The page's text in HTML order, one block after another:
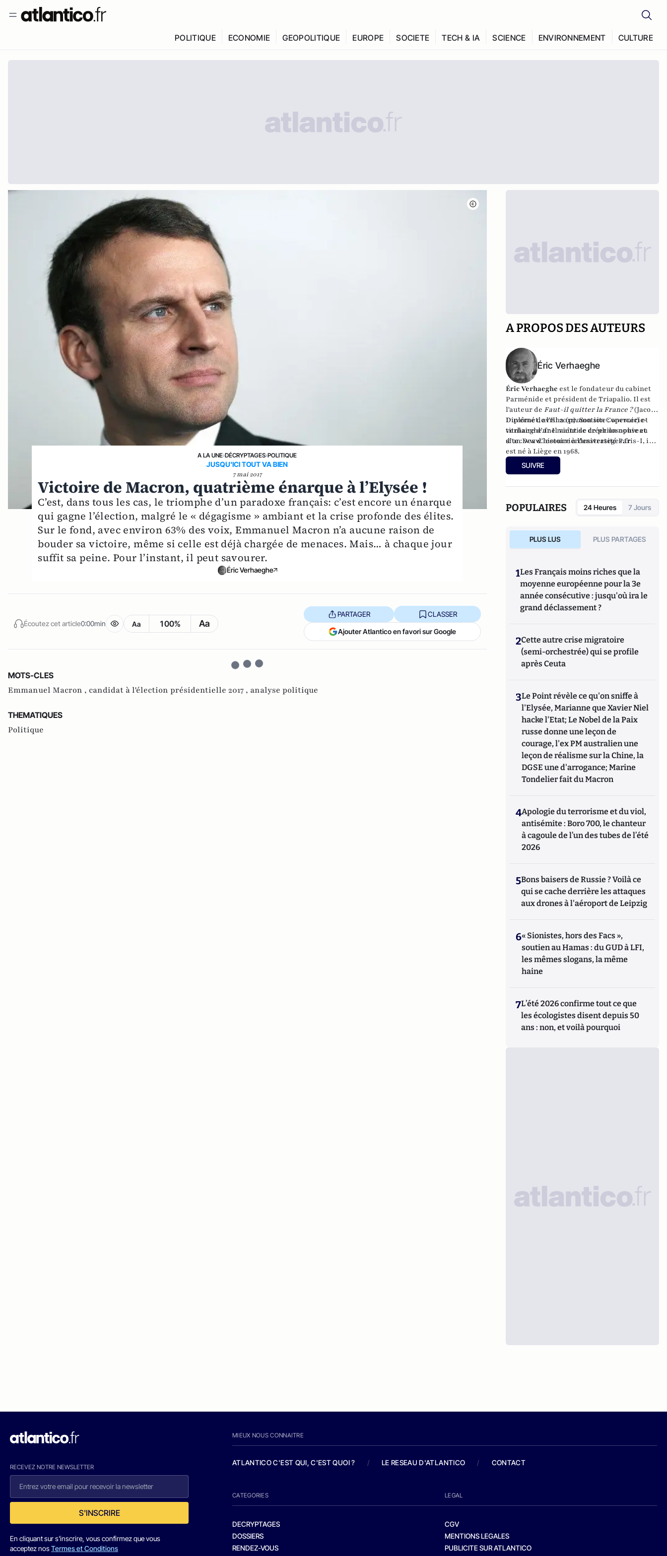
POLITIQUE ECONOMIE GEOPOLITIQUE EUROPE SOCIETE TECH & IA SCIENCE ENVIRONNEMENT CULTURE
A LA UNE›DÉCRYPTAGES›POLITIQUE
JUSQU'ICI TOUT VA BIEN
7 mai 2017
Victoire de Macron, quatrième énarque à l’Elysée !
C’est, dans tous les cas, le triomphe d’un paradoxe français: c’est encore un énarque
qui gagne l’élection, malgré le « dégagisme » ambiant et la crise profonde des élites.
Sur le fond, avec environ 63% des voix, Emmanuel Macron n’a aucune raison de
bouder sa victoire, même si celle est déjà chargée de menaces. Mais… à chaque jour
suffit sa peine. Pour l’instant, il peut savourer.
Éric Verhaeghe
Écoutez cet article0:00min Aa 100% Aa
PARTAGER CLASSER
Ajouter Atlantico en favori sur Google
MOTS-CLES
Emmanuel Macron , candidat à l'élection présidentielle 2017 , analyse politique
THEMATIQUES
Politique
A PROPOS DES AUTEURS
Éric Verhaeghe
Éric Verhaeghe est le fondateur du cabinet
Parménide et président deTriapalio. Il est
l'auteur de Faut-il quitter la France ?(Jacob-
Duvernet, avril 2012). Son site :www.eric-
verhaeghe.frIl vient de créer un nouveau
site :www.lecourrierdesstrateges.fr
Diplômé de l'Ena (promotion Copernic) et
titulaire d'une maîtrise de philosophie et
d'un Dea d'histoire à l'université Paris-I, il
est né à Liège en 1968.
SUIVRE
POPULAIRES 24 Heures 7 Jours
PLUS LUS PLUS PARTAGES
1Les Français moins riches que la
moyenne européenne pour la 3e
année consécutive : jusqu'où ira le
grand déclassement ?
2Cette autre crise migratoire
(semi-orchestrée) qui se profile
après Ceuta
3Le Point révèle ce qu'on sniffe à
l'Elysée, Marianne que Xavier Niel
hacke l'Etat; Le Nobel de la Paix
russe donne une leçon de
courage, l'ex PM australien une
leçon de réalisme sur la Chine, la
DGSE une d'arrogance; Marine
Tondelier fait du Macron
4Apologie du terrorisme et du viol,
antisémite : Boro 700, le chanteur
à cagoule de l’un des tubes de l’été
2026
5Bons baisers de Russie ? Voilà ce
qui se cache derrière les attaques
aux drones à l'aéroport de Leipzig
6« Sionistes, hors des Facs »,
soutien au Hamas : du GUD à LFI,
les mêmes slogans, la même
haine
7L’été 2026 confirme tout ce que
les écologistes disent depuis 50
ans : non, et voilà pourquoi
RECEVEZ NOTRE NEWSLETTER
S'INSCRIRE
En cliquant sur s'inscrire, vous confirmez que vous
acceptez nosTermes et Conditions
MIEUX NOUS CONNAITRE
ATLANTICO C'EST QUI, C'EST QUOI ? / LE RESEAU D'ATLANTICO / CONTACT
CATEGORIES
DECRYPTAGES
DOSSIERS
RENDEZ-VOUS
LEGAL
CGV
MENTIONS LEGALES
PUBLICITE SUR ATLANTICO